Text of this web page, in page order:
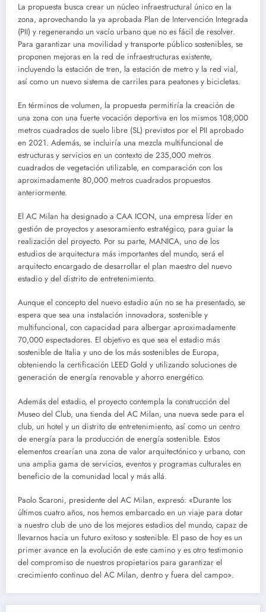
La propuesta busca crear un núcleo infraestructural único en la
zona, aprovechando la ya aprobada Plan de Intervención Integrada
(PII) y regenerando un vacío urbano que no es fácil de resolver.
Para garantizar una movilidad y transporte público sostenibles, se
proponen mejoras en la red de infraestructuras existente,
incluyendo la estación de tren, la estación de metro y la red vial,
así como un nuevo sistema de carriles para peatones y bicicletas.
En términos de volumen, la propuesta permitiría la creación de
una zona con una fuerte vocación deportiva en los mismos 108,000
metros cuadrados de suelo libre (SL) previstos por el PII aprobado
en 2021. Además, se incluiría una mezcla multifuncional de
estructuras y servicios en un contexto de 235,000 metros
cuadrados de vegetación utilizable, en comparación con los
aproximadamente 80,000 metros cuadrados propuestos
anteriormente.
El AC Milan ha designado a CAA ICON, una empresa líder en
gestión de proyectos y asesoramiento estratégico, para guiar la
realización del proyecto. Por su parte, MANICA, uno de los
estudios de arquitectura más importantes del mundo, será el
arquitecto encargado de desarrollar el plan maestro del nuevo
estadio y del distrito de entretenimiento.
Aunque el concepto del nuevo estadio aún no se ha presentado, se
espera que sea una instalación innovadora, sostenible y
multifuncional, con capacidad para albergar aproximadamente
70,000 espectadores. El objetivo es que sea el estadio más
sostenible de Italia y uno de los más sostenibles de Europa,
obteniendo la certificación LEED Gold y utilizando soluciones de
generación de energía renovable y ahorro energético.
Además del estadio, el proyecto contempla la construcción del
Museo del Club, una tienda del AC Milan, una nueva sede para el
club, un hotel y un distrito de entretenimiento, así como un centro
de energía para la producción de energía sostenible. Estos
elementos crearían una zona de valor arquitectónico y urbano, con
una amplia gama de servicios, eventos y programas culturales en
beneficio de la comunidad local y más allá.
Paolo Scaroni, presidente del AC Milan, expresó: «Durante los
últimos cuatro años, nos hemos embarcado en un viaje para dotar
a nuestro club de uno de los mejores estadios del mundo, capaz de
llevarnos hacia un futuro exitoso y sostenible. El paso de hoy es un
primer avance en la evolución de este camino y es otro testimonio
del compromiso de nuestros propietarios para garantizar el
crecimiento continuo del AC Milan, dentro y fuera del campo».